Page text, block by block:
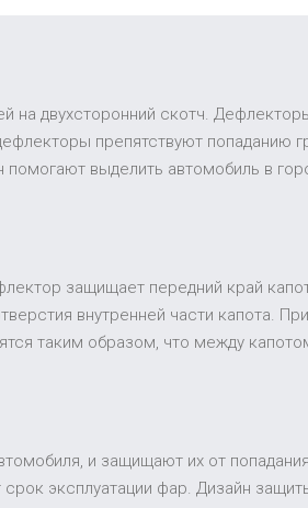
на двухсторонний скотч.
препятствуют попаданию
выделить автомобиль в
защищает передний край
внутренней части капота.
таким образом, что между
и защищают их от
эксплуатации фар. Дизайн